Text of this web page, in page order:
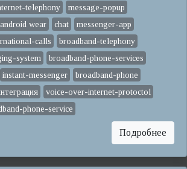
telephony
message-popup
android wear chat
messenger-app
calls
broadband-telephony
system
broadband-phone-services
instant-messenger
broadband-phone
voice-over-internet-protoctol
phone-service
Подробнее